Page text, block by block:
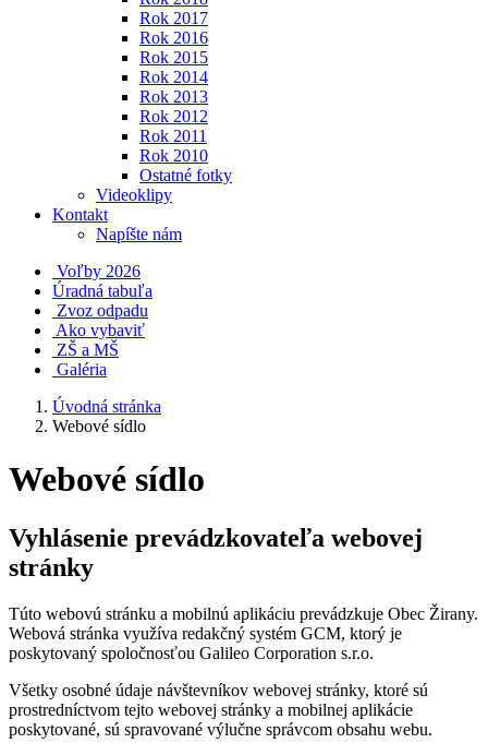
Rok 2017
Rok 2016
Rok 2015
Rok 2014
Rok 2013
Rok 2012
Rok 2011
Rok 2010
Ostatné fotky
Videoklipy
Kontakt
Napíšte nám
Voľby 2026
Úradná tabuľa
Zvoz odpadu
Ako vybaviť
ZŠ a MŠ
Galéria
Úvodná stránka
Webové sídlo
Webové sídlo
Vyhlásenie prevádzkovateľa webovej
stránky
Túto webovú stránku a mobilnú aplikáciu prevádzkuje Obec Žirany.
Webová stránka využíva redakčný systém GCM, ktorý je
poskytovaný spoločnosťou Galileo Corporation s.r.o.
Všetky osobné údaje návštevníkov webovej stránky, ktoré sú
prostredníctvom tejto webovej stránky a mobilnej aplikácie
poskytované, sú spravované výlučne správcom obsahu webu.